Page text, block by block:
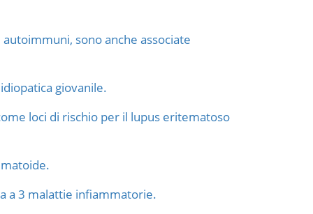
sono anche associate
giovanile.
loci di rischio per il lupus eritematoso
a 3 malattie infiammatorie.